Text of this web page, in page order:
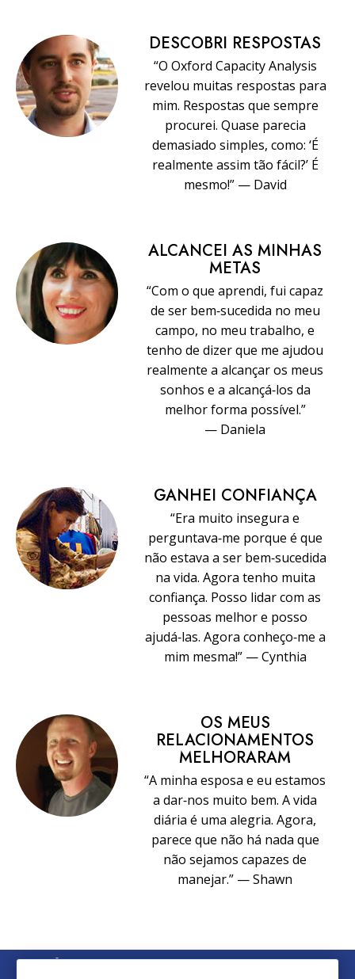
DESCOBRI RESPOSTAS
“O Oxford Capacity Analysis
revelou muitas respostas para
mim. Respostas que sempre
procurei. Quase parecia
demasiado simples, como: ‘É
realmente assim tão fácil?’ É
mesmo!” — David
ALCANCEI AS MINHAS
METAS
“Com o que aprendi, fui capaz
de ser bem‑sucedida no meu
campo, no meu trabalho, e
tenho de dizer que me ajudou
realmente a alcançar os meus
sonhos e a alcançá‑los da
melhor forma possível.”
— Daniela
GANHEI CONFIANÇA
“Era muito insegura e
perguntava‑me porque é que
não estava a ser bem‑sucedida
na vida. Agora tenho muita
confiança. Posso lidar com as
pessoas melhor e posso
ajudá‑las. Agora conheço‑me a
mim mesma!” — Cynthia
OS MEUS
RELACIONAMENTOS
MELHORARAM
“A minha esposa e eu estamos
a dar‑nos muito bem. A vida
diária é uma alegria. Agora,
parece que não há nada que
não sejamos capazes de
manejar.” — Shawn